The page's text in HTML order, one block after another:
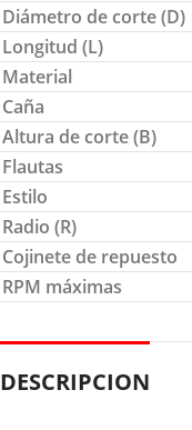
Diámetro de corte (D)
Longitud (L)
Material
Caña
Altura de corte (B)
Flautas
Estilo
Radio (R)
Cojinete de repuesto
RPM máximas
DESCRIPCION